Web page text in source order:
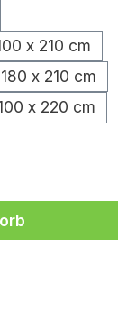
x 210 cm
180 x 210 cm
x 220 cm